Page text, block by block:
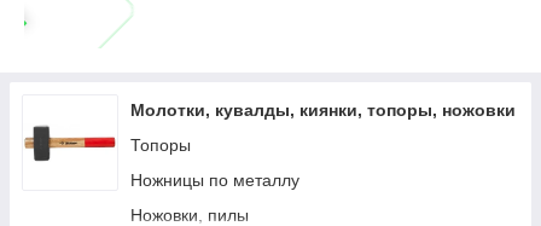
Молотки, кувалды, киянки, топоры, ножовки
Топоры
Ножницы по металлу
Ножовки, пилы